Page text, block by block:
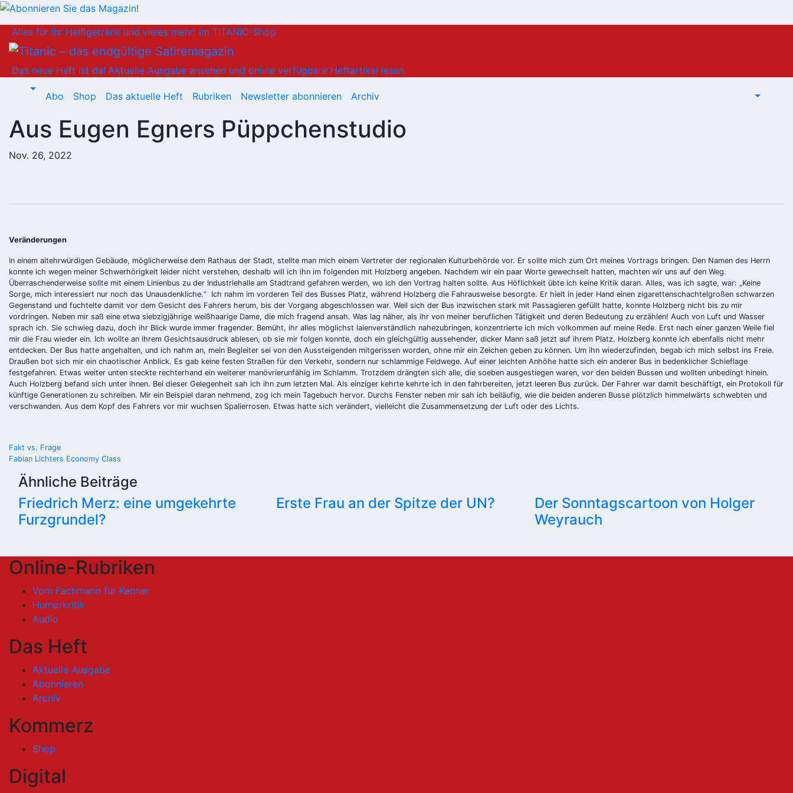
Inhalt
springen
Alles für Ihr Heißgetränk und vieles mehr: im TITANIC-Shop
Das neue Heft ist da! Aktuelle Ausgabe ansehen und online verfügbare Heftartikel lesen.
Abo Shop Das aktuelle Heft Rubriken Newsletter abonnieren Archiv
Aus Eugen Egners Püppchenstudio
Nov. 26, 2022
Veränderungen
In einem altehrwürdigen Gebäude, möglicherweise dem Rathaus der Stadt, stellte man mich einem Vertreter der regionalen Kulturbehörde vor. Er sollte mich zum Ort meines Vortrags bringen. Den Namen des Herrn
konnte ich wegen meiner Schwerhörigkeit leider nicht verstehen, deshalb will ich ihn im folgenden mit Holzberg angeben. Nachdem wir ein paar Worte gewechselt hatten, machten wir uns auf den Weg.
Überraschenderweise sollte mit einem Linienbus zu der Industriehalle am Stadtrand gefahren werden, wo ich den Vortrag halten sollte. Aus Höflichkeit übte ich keine Kritik daran. Alles, was ich sagte, war: „Keine
Sorge, mich interessiert nur noch das Unausdenkliche.“ Ich nahm im vorderen Teil des Busses Platz, während Holzberg die Fahrausweise besorgte. Er hielt in jeder Hand einen zigarettenschachtelgroßen schwarzen
Gegenstand und fuchtelte damit vor dem Gesicht des Fahrers herum, bis der Vorgang abgeschlossen war. Weil sich der Bus inzwischen stark mit Passagieren gefüllt hatte, konnte Holzberg nicht bis zu mir
vordringen. Neben mir saß eine etwa siebzigjährige weißhaarige Dame, die mich fragend ansah. Was lag näher, als ihr von meiner beruflichen Tätigkeit und deren Bedeutung zu erzählen! Auch von Luft und Wasser
sprach ich. Sie schwieg dazu, doch ihr Blick wurde immer fragender. Bemüht, ihr alles möglichst laienverständlich nahezubringen, konzentrierte ich mich volkommen auf meine Rede. Erst nach einer ganzen Weile fiel
mir die Frau wieder ein. Ich wollte an ihrem Gesichtsausdruck ablesen, ob sie mir folgen konnte, doch ein gleichgültig aussehender, dicker Mann saß jetzt auf ihrem Platz. Holzberg konnte ich ebenfalls nicht mehr
entdecken. Der Bus hatte angehalten, und ich nahm an, mein Begleiter sei von den Aussteigenden mitgerissen worden, ohne mir ein Zeichen geben zu können. Um ihn wiederzufinden, begab ich mich selbst ins Freie.
Draußen bot sich mir ein chaotischer Anblick. Es gab keine festen Straßen für den Verkehr, sondern nur schlammige Feldwege. Auf einer leichten Anhöhe hatte sich ein anderer Bus in bedenklicher Schieflage
festgefahren. Etwas weiter unten steckte rechterhand ein weiterer manövrierunfähig im Schlamm. Trotzdem drängten sich alle, die soeben ausgestiegen waren, vor den beiden Bussen und wollten unbedingt hinein.
Auch Holzberg befand sich unter ihnen. Bei dieser Gelegenheit sah ich ihn zum letzten Mal. Als einziger kehrte kehrte ich in den fahrbereiten, jetzt leeren Bus zurück. Der Fahrer war damit beschäftigt, ein Protokoll für
künftige Generationen zu schreiben. Mir ein Beispiel daran nehmend, zog ich mein Tagebuch hervor. Durchs Fenster neben mir sah ich beiläufig, wie die beiden anderen Busse plötzlich himmelwärts schwebten und
verschwanden. Aus dem Kopf des Fahrers vor mir wuchsen Spalierrosen. Etwas hatte sich verändert, vielleicht die Zusammensetzung der Luft oder des Lichts.
Beitragsnavigation
Fakt vs. Frage
Fabian Lichters Economy Class
Ähnliche Beiträge
Friedrich Merz: eine umgekehrte
Furzgrundel?
Erste Frau an der Spitze der UN?
Der Sonntagscartoon von Holger
Weyrauch
Online-Rubriken
Vom Fachmann für Kenner
Humorkritik
Audio
Das Heft
Aktuelle Ausgabe
Abonnieren
Archiv
Kommerz
Shop
Digital